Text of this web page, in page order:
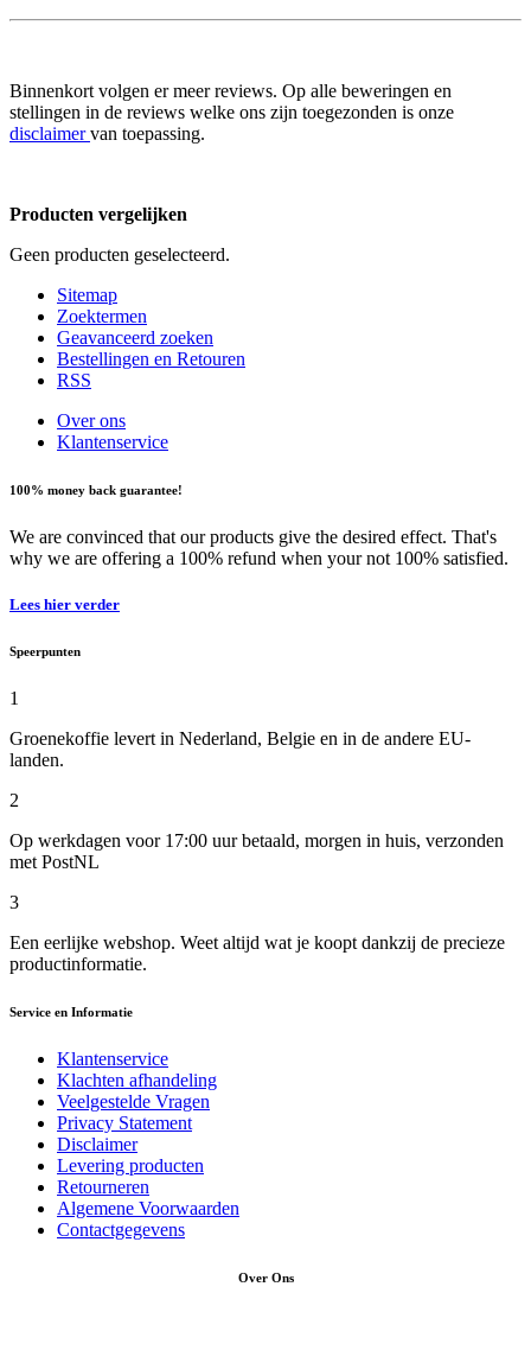
Binnenkort volgen er meer reviews. Op alle beweringen en
stellingen in de reviews welke ons zijn toegezonden is onze
disclaimervan toepassing.
Producten vergelijken
Geen producten geselecteerd.
Sitemap
Zoektermen
Geavanceerd zoeken
Bestellingen en Retouren
RSS
Over ons
Klantenservice
100% money back guarantee!
We are convinced that our products give the desired effect. That's
why we are offering a 100% refund when your not 100% satisfied.
Lees hier verder
Speerpunten
1
Groenekoffie levert in Nederland, Belgie en in de andere EU-
landen.
2
Op werkdagen voor 17:00 uur betaald, morgen in huis, verzonden
met PostNL
3
Een eerlijke webshop. Weet altijd wat je koopt dankzij de precieze
productinformatie.
Service en Informatie
Klantenservice
Klachten afhandeling
Veelgestelde Vragen
Privacy Statement
Disclaimer
Levering producten
Retourneren
Algemene Voorwaarden
Contactgegevens
Over Ons